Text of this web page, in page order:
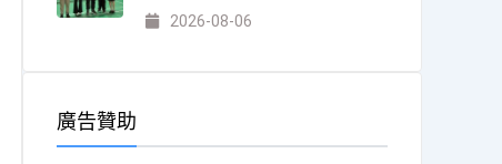
2026-08-06
廣告贊助